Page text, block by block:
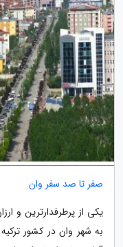
صفر تا صد سفر وان
یکی از پرطرفدارترین و
به شهر وان در کشور